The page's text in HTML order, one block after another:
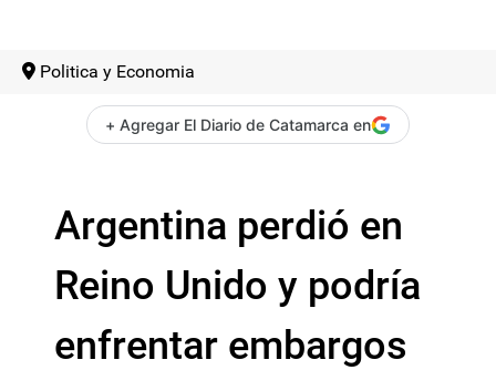
Politica y Economia
+ Agregar El Diario de Catamarca en
Argentina perdió en
Reino Unido y podría
enfrentar embargos